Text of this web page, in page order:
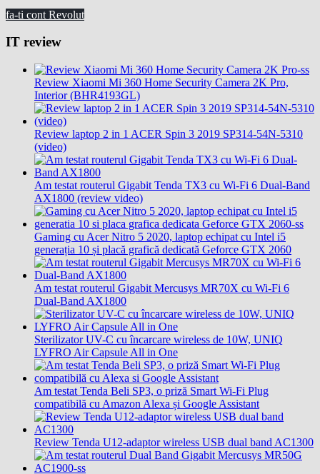
fa-ti cont Revolut
IT review
Review Xiaomi Mi 360 Home Security Camera 2K Pro,
Interior (BHR4193GL)
Review laptop 2 in 1 ACER Spin 3 2019 SP314-54N-5310
(video)
Am testat routerul Gigabit Tenda TX3 cu Wi-Fi 6 Dual-Band
AX1800 (review video)
Gaming cu Acer Nitro 5 2020, laptop echipat cu Intel i5
generația 10 și placă grafică dedicată Geforce GTX 2060
Am testat routerul Gigabit Mercusys MR70X cu Wi-Fi 6
Dual-Band AX1800
Sterilizator UV-C cu încarcare wireless de 10W, UNIQ
LYFRO Air Capsule All in One
Am testat Tenda Beli SP3, o priză Smart Wi-Fi Plug
compatibilă cu Amazon Alexa și Google Assistant
Review Tenda U12-adaptor wireless USB dual band AC1300